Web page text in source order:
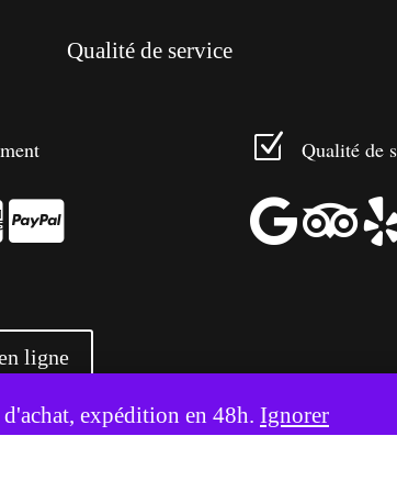
expédition en 48h. Ignorer
Qualité de service

Z Qualité de

ligne
partout en Europe
expérience. Accepter Refuser